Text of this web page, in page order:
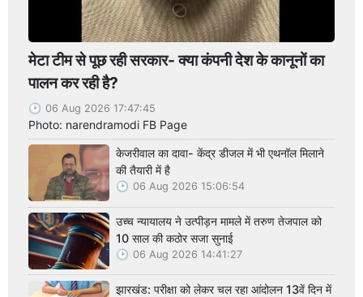
मेटा टीम से पूछ रही सरकार- क्या कंपनी देश के कानूनों का
पालन कर रही है?
06 Aug 2026 17:47:45
Photo: narendramodi FB Page
केजरीवाल का दावा- केंद्र डीजल में भी एथनॉल मिलाने
की तैयारी में है
06 Aug 2026 15:06:54
उच्च न्यायालय ने उत्पीड़न मामले में तरुण तेजपाल को
10 साल की कठोर सजा सुनाई
06 Aug 2026 14:41:27
झारखंड: परीक्षा को लेकर चल रहा आंदोलन 13वें दिन में